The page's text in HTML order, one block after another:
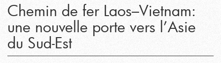
Chemin de fer Laos–Vietnam:
une nouvelle porte vers l’Asie
du Sud-Est